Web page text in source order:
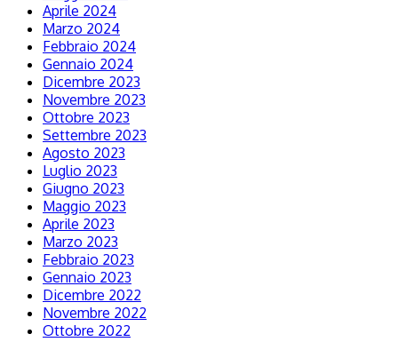
Aprile 2024
Marzo 2024
Febbraio 2024
Gennaio 2024
Dicembre 2023
Novembre 2023
Ottobre 2023
Settembre 2023
Agosto 2023
Luglio 2023
Giugno 2023
Maggio 2023
Aprile 2023
Marzo 2023
Febbraio 2023
Gennaio 2023
Dicembre 2022
Novembre 2022
Ottobre 2022